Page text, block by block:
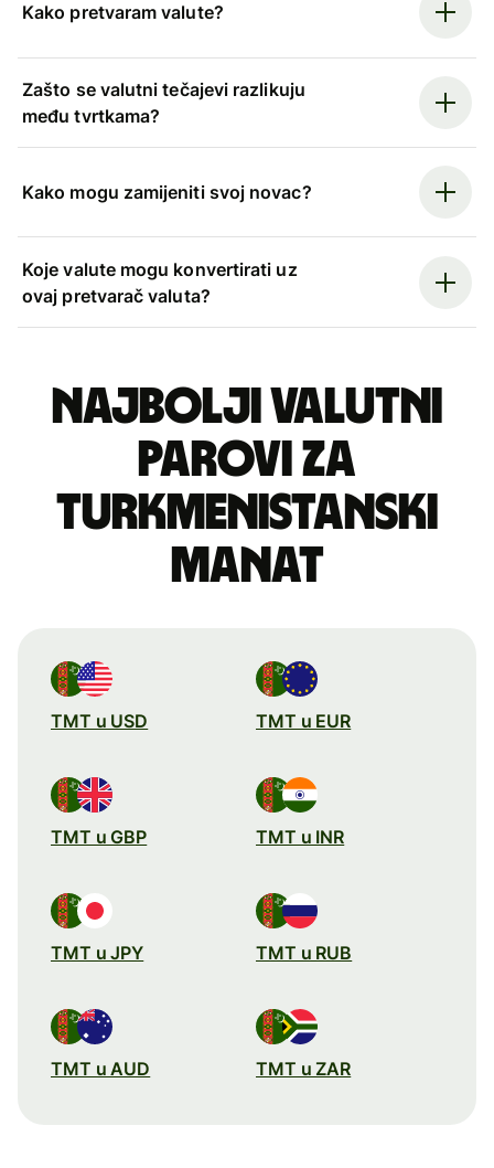
Kako pretvaram valute?
Zašto se valutni tečajevi razlikuju
među tvrtkama?
Kako mogu zamijeniti svoj novac?
Koje valute mogu konvertirati uz
ovaj pretvarač valuta?
Najbolji valutni
parovi za
turkmenistanski
manat
TMT u USD TMT u EUR
TMT u GBP TMT u INR
TMT u JPY TMT u RUB
TMT u AUD TMT u ZAR